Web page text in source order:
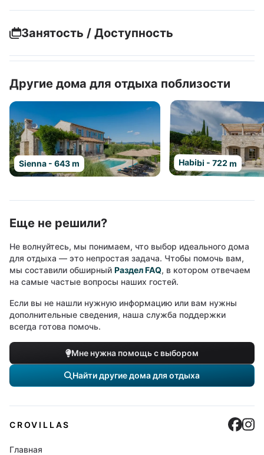
Занятость / Доступность
Другие дома для отдыха поблизости
Sienna - 643 m Habibi - 722 m
Еще не решили?
Не волнуйтесь, мы понимаем, что выбор идеального дома
для отдыха — это непростая задача. Чтобы помочь вам,
мы составили обширный Раздел FAQ, в котором отвечаем
на самые частые вопросы наших гостей.
Если вы не нашли нужную информацию или вам нужны
дополнительные сведения, наша служба поддержки
всегда готова помочь.
Мне нужна помощь с выбором
Найти другие дома для отдыха
CROVILLAS
Главная